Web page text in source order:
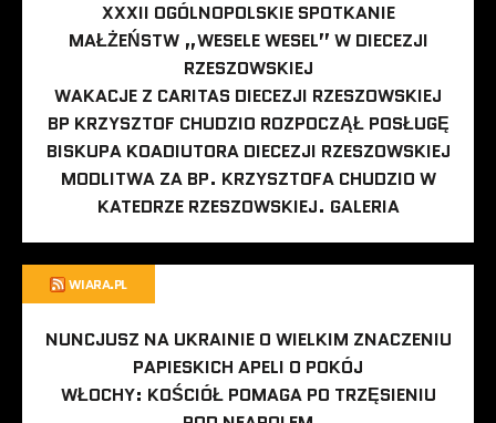
XXXII OGÓLNOPOLSKIE SPOTKANIE
MAŁŻEŃSTW „WESELE WESEL” W DIECEZJI
RZESZOWSKIEJ
WAKACJE Z CARITAS DIECEZJI RZESZOWSKIEJ
BP KRZYSZTOF CHUDZIO ROZPOCZĄŁ POSŁUGĘ
BISKUPA KOADIUTORA DIECEZJI RZESZOWSKIEJ
MODLITWA ZA BP. KRZYSZTOFA CHUDZIO W
KATEDRZE RZESZOWSKIEJ. GALERIA
WIARA.PL
NUNCJUSZ NA UKRAINIE O WIELKIM ZNACZENIU
PAPIESKICH APELI O POKÓJ
WŁOCHY: KOŚCIÓŁ POMAGA PO TRZĘSIENIU